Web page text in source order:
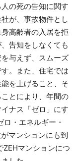
の死の告知に関す
が、事故物件とし
高齢者の入居を拒
告知をしなくても
与えず、スムーズ
。また、住宅では
を上げること、そ
とにより、年間の
ナス「ゼロ」にす
・エネルギー・
マンションにも到
マンションにつ